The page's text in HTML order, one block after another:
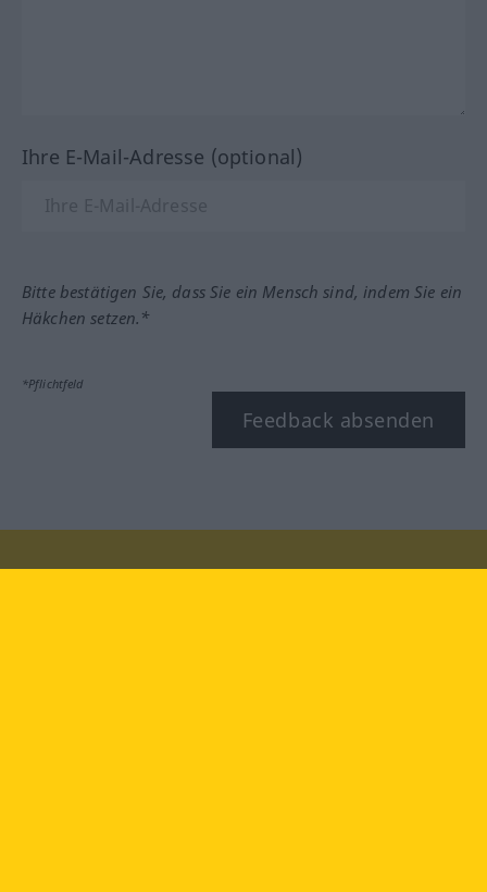
Ihre E-Mail-Adresse (optional)
Bitte bestätigen Sie, dass Sie ein Mensch sind, indem Sie ein
Häkchen setzen.*
*Pflichtfeld
Feedback absenden